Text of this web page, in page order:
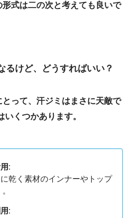
式は二の次と考えても良いで
るけど、どうすればいい？
って、汗ジミはまさに天敵で
くつかあります。
:
乾く素材のインナーやトップ
: